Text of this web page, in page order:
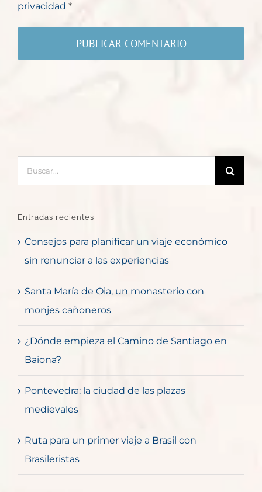
privacidad *
Entradas recientes
Consejos para planificar un viaje económico
sin renunciar a las experiencias
Santa María de Oia, un monasterio con
monjes cañoneros
¿Dónde empieza el Camino de Santiago en
Baiona?
Pontevedra: la ciudad de las plazas
medievales
Ruta para un primer viaje a Brasil con
Brasileristas